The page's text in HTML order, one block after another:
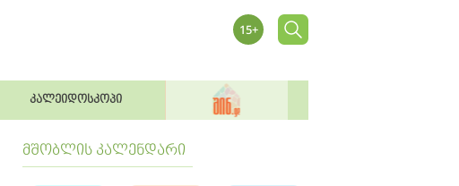
კალეიდოსკოპი
მშობლის კალენდარი